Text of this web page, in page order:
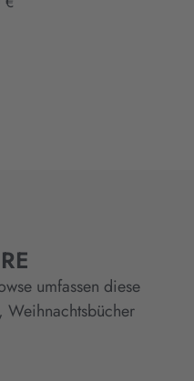
umfassen diese
Weihnachtsbücher